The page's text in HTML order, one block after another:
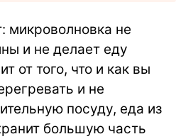
микроволновка не
и не делает еду
от того, что и как вы
и не
посуду, еда из
большую часть